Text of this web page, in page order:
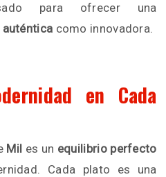
para ofrecer una
auténtica como innovadora.
en Cada
Mil es un equilibrio perfecto
Cada plato es una